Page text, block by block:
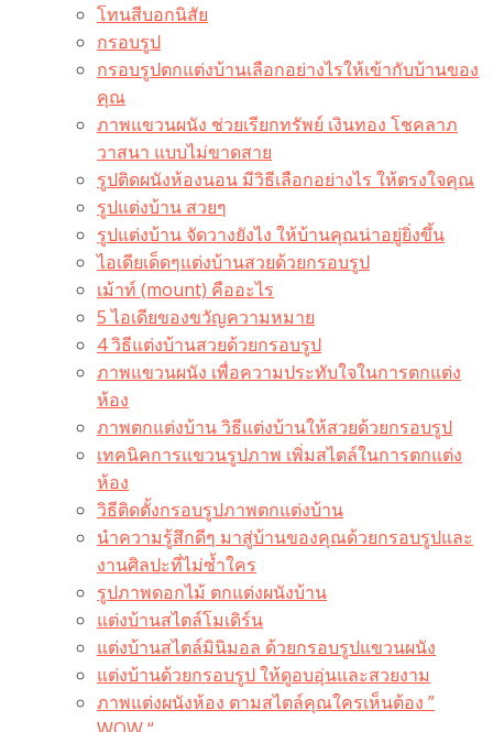
โทนสีบอกนิสัย
กรอบรูป
กรอบรูปตกแต่งบ้านเลือกอย่างไรให้เข้ากับบ้านของ
คุณ
ภาพแขวนผนัง ช่วยเรียกทรัพย์ เงินทอง โชคลาภ
วาสนา แบบไม่ขาดสาย
รูปติดผนังห้องนอน มีวิธีเลือกอย่างไร ให้ตรงใจคุณ
รูปแต่งบ้าน สวยๆ
รูปแต่งบ้าน จัดวางยังไง ให้บ้านคุณน่าอยู่ยิ่งขึ้น
ไอเดียเด็ดๆแต่งบ้านสวยด้วยกรอบรูป
เม้าท์ (mount) คืออะไร​
5 ไอเดียของขวัญความหมาย
4 วิธีแต่งบ้านสวยด้วยกรอบรูป
ภาพแขวนผนัง เพื่อความประทับใจในการตกแต่ง
ห้อง
ภาพตกแต่งบ้าน วิธีแต่งบ้านให้สวยด้วยกรอบรูป
เทคนิคการแขวนรูปภาพ เพิ่มสไตล์ในการตกแต่ง
ห้อง
วิธีติดตั้งกรอบรูปภาพตกแต่งบ้าน
นำความรู้สึกดีๆ มาสู่บ้านของคุณด้วยกรอบรูปและ
งานศิลปะที่ไม่ซ้ำใคร
รูปภาพดอกไม้ ตกแต่งผนังบ้าน
แต่งบ้านสไตล์โมเดิร์น
แต่งบ้านสไตล์มินิมอล ด้วยกรอบรูปแขวนผนัง
แต่งบ้านด้วยกรอบรูป ให้ดูอบอุ่นและสวยงาม
ภาพแต่งผนังห้อง ตามสไตล์คุณใครเห็นต้อง ”